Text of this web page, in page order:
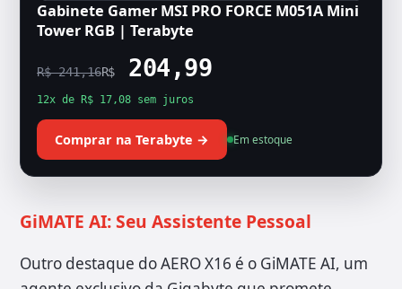
Gabinete Gamer MSI PRO FORCE M051A Mini
Tower RGB | Terabyte
R$ 241,16R$204,99
12x de R$ 17,08 sem juros
Comprar na Terabyte → Em estoque
GiMATE AI: Seu Assistente Pessoal
Outro destaque do AERO X16 é o GiMATE AI, um